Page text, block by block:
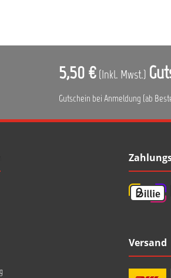
5,50 € (Inkl. Mwst.)
Gutschein bei Anmeldung (ab
Versand